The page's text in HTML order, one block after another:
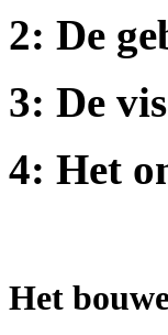
2: De
3: De
4: Het
Het